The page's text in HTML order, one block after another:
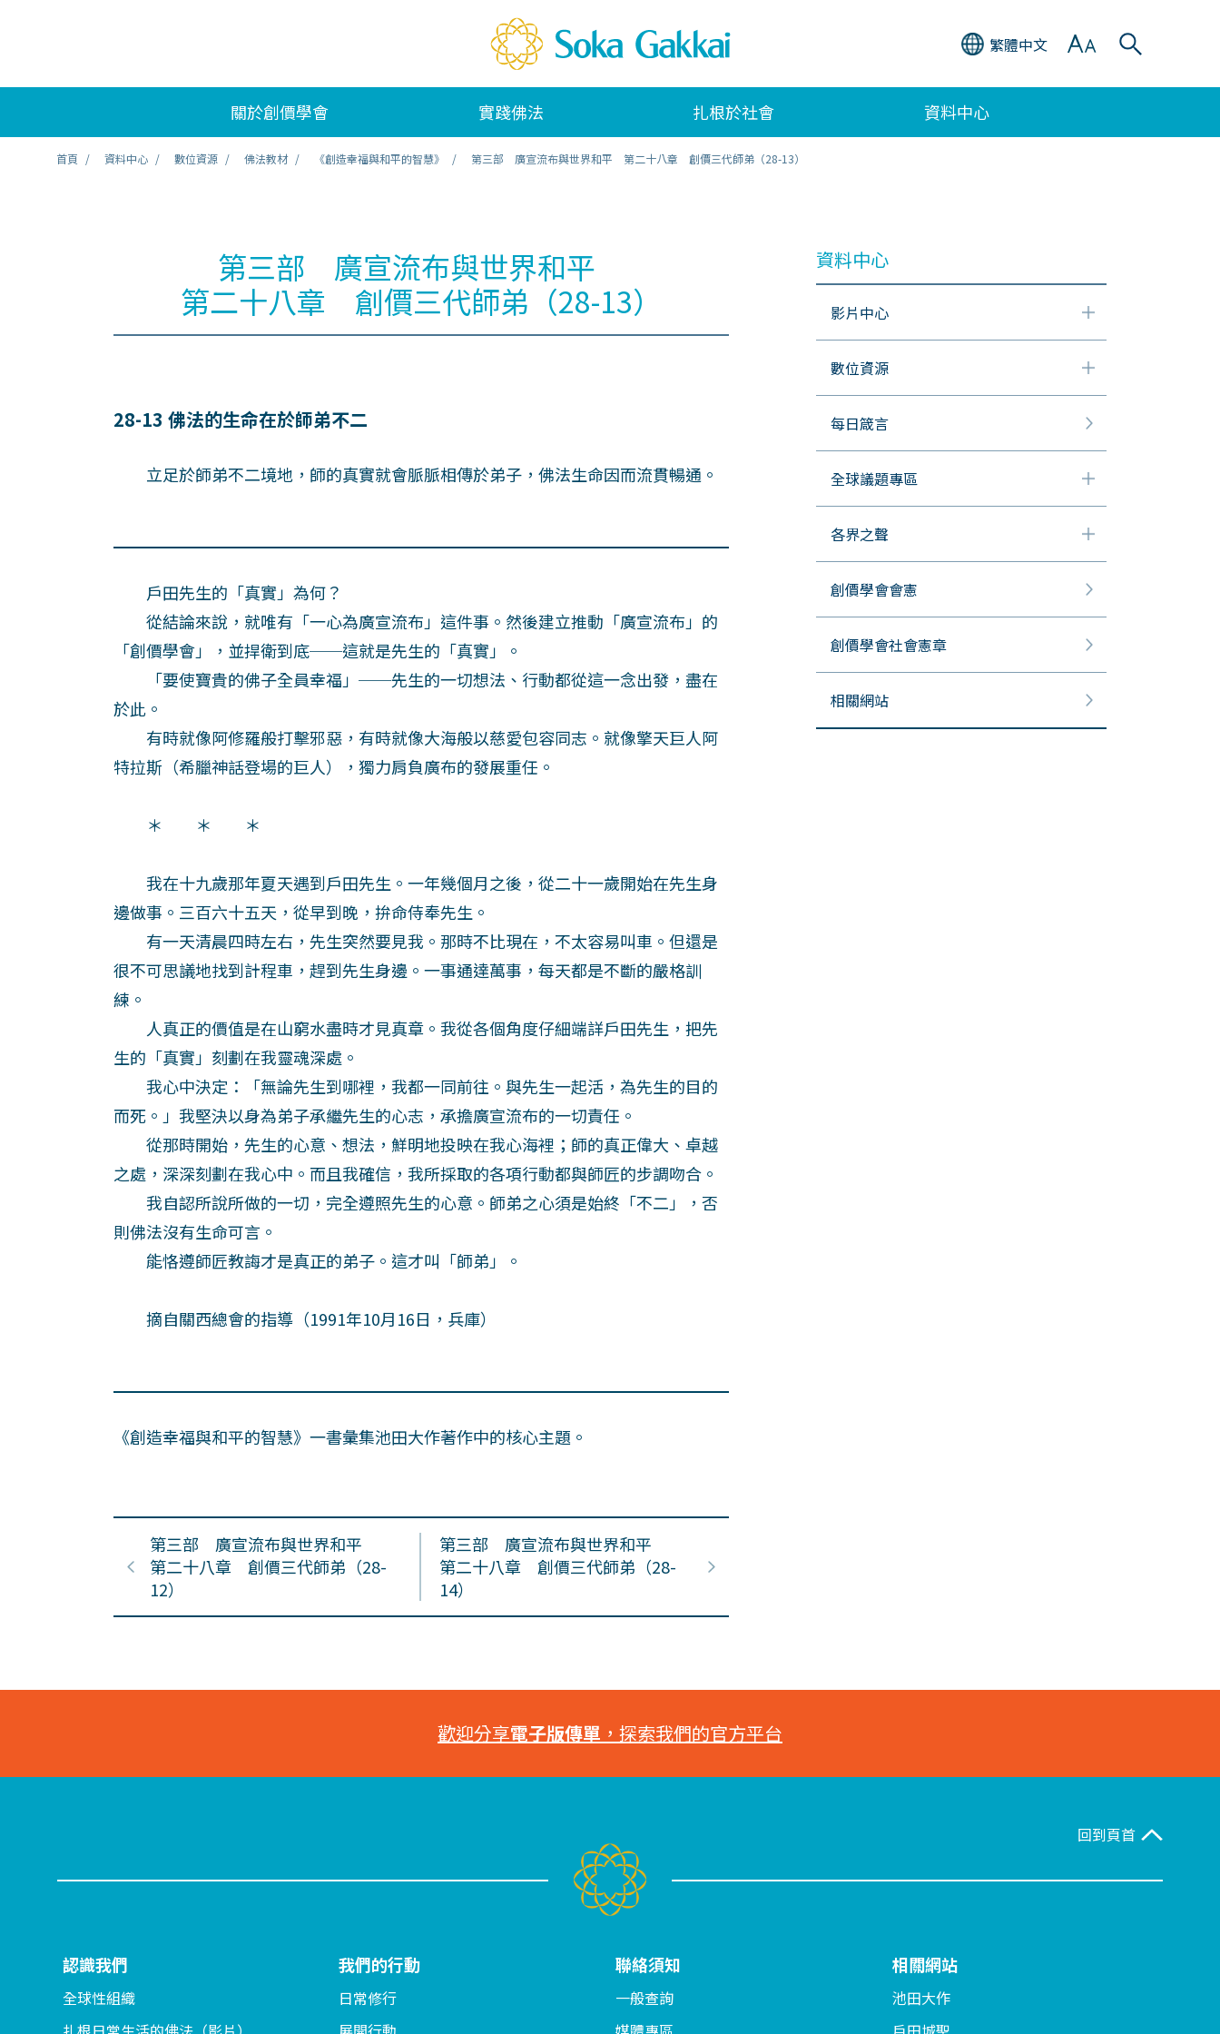
繁體中文
關於創價學會 實踐佛法 扎根於社會 資料中心
首頁 資料中心 數位資源 佛法教材 《創造幸福與和平的智慧》 第三部 廣宣流布與世界和平 第二十八章 創價三代師弟（28-13）
第三部 廣宣流布與世界和平
第二十八章 創價三代師弟（28-13）
28-13 佛法的生命在於師弟不二
立足於師弟不二境地，師的真實就會脈脈相傳於弟子，佛法生命因而流貫暢通。
戶田先生的「真實」為何？
從結論來說，就唯有「一心為廣宣流布」這件事。然後建立推動「廣宣流布」的
「創價學會」，並捍衛到底──這就是先生的「真實」。
「要使寶貴的佛子全員幸福」──先生的一切想法、行動都從這一念出發，盡在
於此。
有時就像阿修羅般打擊邪惡，有時就像大海般以慈愛包容同志。就像擎天巨人阿
特拉斯（希臘神話登場的巨人），獨力肩負廣布的發展重任。
＊ ＊ ＊
我在十九歲那年夏天遇到戶田先生。一年幾個月之後，從二十一歲開始在先生身
邊做事。三百六十五天，從早到晚，拚命侍奉先生。
有一天清晨四時左右，先生突然要見我。那時不比現在，不太容易叫車。但還是
很不可思議地找到計程車，趕到先生身邊。一事通達萬事，每天都是不斷的嚴格訓
練。
人真正的價值是在山窮水盡時才見真章。我從各個角度仔細端詳戶田先生，把先
生的「真實」刻劃在我靈魂深處。
我心中決定：「無論先生到哪裡，我都一同前往。與先生一起活，為先生的目的
而死。」我堅決以身為弟子承繼先生的心志，承擔廣宣流布的一切責任。
從那時開始，先生的心意、想法，鮮明地投映在我心海裡；師的真正偉大、卓越
之處，深深刻劃在我心中。而且我確信，我所採取的各項行動都與師匠的步調吻合。
我自認所說所做的一切，完全遵照先生的心意。師弟之心須是始終「不二」，否
則佛法沒有生命可言。
能恪遵師匠教誨才是真正的弟子。這才叫「師弟」。
摘自關西總會的指導（1991年10月16日，兵庫）
《創造幸福與和平的智慧》一書彙集池田大作著作中的核心主題。
第三部 廣宣流布與世界和平
第二十八章 創價三代師弟（28-
12）
第三部 廣宣流布與世界和平
第二十八章 創價三代師弟（28-
14）
資料中心
影片中心
數位資源
每日箴言
全球議題專區
各界之聲
創價學會會憲
創價學會社會憲章
相關網站
歡迎分享電子版傳單 ，探索我們的官方平台
回到頁首
認識我們
全球性組織
我們的行動
日常修行
聯絡須知
一般查詢
相關網站
池田大作